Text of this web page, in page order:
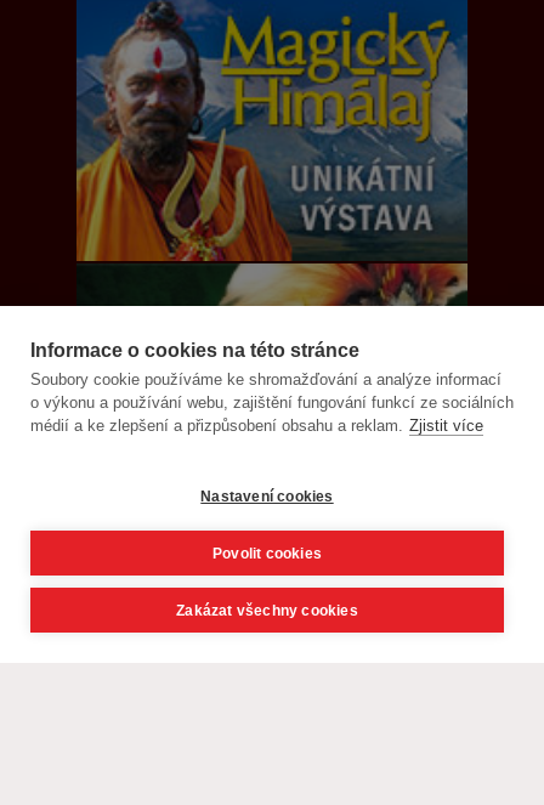
Informace o cookies na této stránce
Soubory cookie používáme ke shromažďování a analýze informací
o výkonu a používání webu, zajištění fungování funkcí ze sociálních
médií a ke zlepšení a přizpůsobení obsahu a reklam. Zjistit více
Nastavení cookies
Povolit cookies
Zakázat všechny cookies